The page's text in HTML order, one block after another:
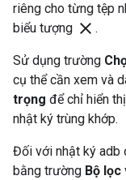
riêng cho từng tệp
biểu tượng clear .
Sử dụng trường
cụ thể cần xem và
trọng để chỉ hiển
nhật ký trùng khớp.
Đối với nhật ký adb
bằng trường Bộ lọc